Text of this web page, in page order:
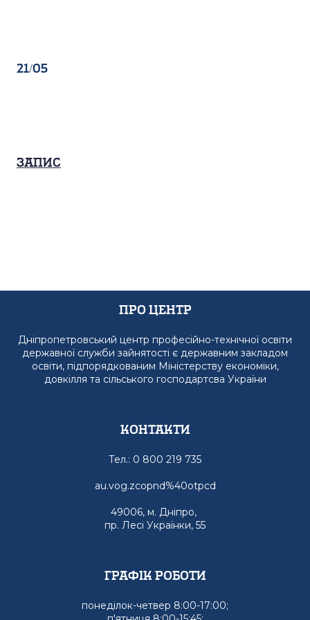
21/05
Запис
Про Центр
Дніпропетровський центр професійно-технічної освіти
державної служби зайнятості є державним закладом
освіти, підпорядкованим Міністерству економіки,
довкілля та сільського господартсва України
Контакти
Тел.: 0 800 219 735
au.vog.zcopnd%40otpcd
49006, м. Дніпро,
пр. Лесі Українки, 55
графік роботи
понеділок-четвер 8:00-17:00;